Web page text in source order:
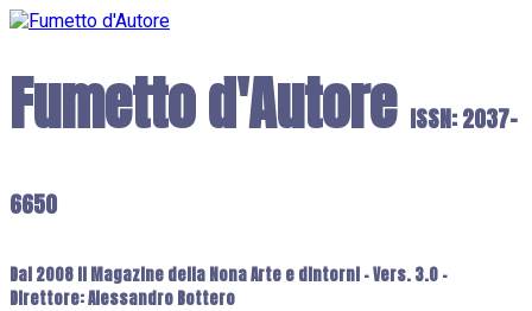
Fumetto d'Autore ISSN: 2037-
6650
Dal 2008 il Magazine della Nona Arte e dintorni - Vers. 3.0 -
Direttore: Alessandro Bottero